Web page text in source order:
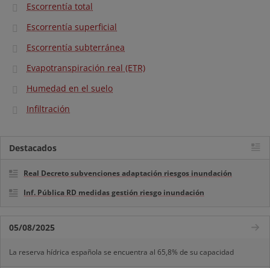
Escorrentía total
Escorrentía superficial
Escorrentía subterránea
Evapotranspiración real (ETR)
Humedad en el suelo
Infiltración
Destacados
Real Decreto subvenciones adaptación riesgos inundación
Inf. Pública RD medidas gestión riesgo inundación
05/08/2025
La reserva hídrica española se encuentra al 65,8% de su capacidad